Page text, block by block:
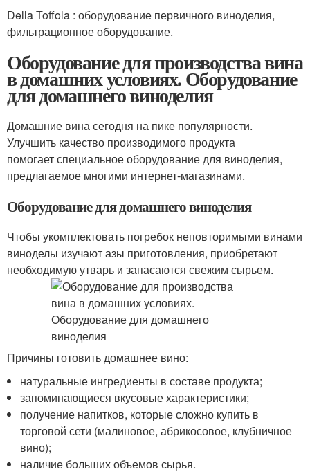
Della Toffola : оборудование первичного виноделия,
фильтрационное оборудование.
Оборудование для производства вина
в домашних условиях. Оборудование
для домашнего виноделия
Домашние вина сегодня на пике популярности.
Улучшить качество производимого продукта
помогает специальное оборудование для виноделия,
предлагаемое многими интернет-магазинами.
Оборудование для домашнего виноделия
Чтобы укомплектовать погребок неповторимыми винами
виноделы изучают азы приготовления, приобретают
необходимую утварь и запасаются свежим сырьем.
Причины готовить домашнее вино:
натуральные ингредиенты в составе продукта;
запоминающиеся вкусовые характеристики;
получение напитков, которые сложно купить в
торговой сети (малиновое, абрикосовое, клубничное
вино);
наличие больших объемов сырья.